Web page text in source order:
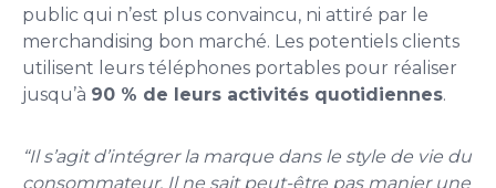
public qui n’est plus convaincu, ni attiré par le
merchandising bon marché. Les potentiels clients
utilisent leurs téléphones portables pour réaliser
jusqu’à 90 % de leurs activités quotidiennes.
“Il s’agit d’intégrer la marque dans le style de vie du
consommateur. Il ne sait peut-être pas manier une